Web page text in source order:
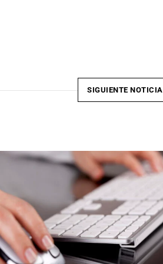
SIGUIENTE NOTICIA